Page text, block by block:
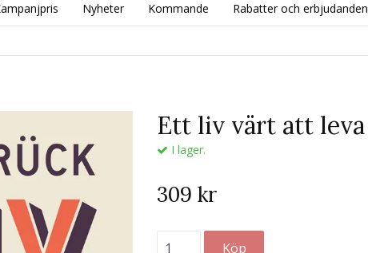
Nyheter Kommande Rabatter och erbjudanden
Ett liv värt att leva
I lager.
309 kr